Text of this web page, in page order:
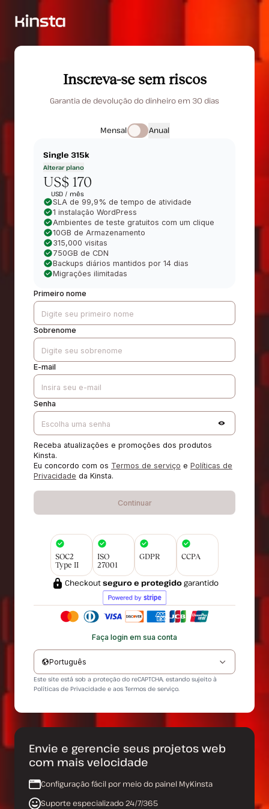
Inscreva-se sem riscos
Garantia de devolução do dinheiro em 30 dias
Mensal Anual
Single 315k
Alterar plano
US$ 170
USD / mês
SLA de 99,9% de tempo de atividade
1 instalação WordPress
Ambientes de teste gratuitos com um clique
10GB de Armazenamento
315,000 visitas
750GB de CDN
Backups diários mantidos por 14 dias
Migrações ilimitadas
Primeiro nome
Sobrenome
E-mail
Senha
Receba atualizações e promoções dos produtos
Kinsta.
Eu concordo com os Termos de serviço e Políticas de
Privacidade da Kinsta.
Continuar
SOC2
Type II
ISO
27001
GDPR CCPA
Checkoutseguro e protegidogarantido
Faça login em sua conta
Português
Este site está sob a proteção do reCAPTCHA, estando sujeito à
Políticas de Privacidade e aos Termos de serviço.
Envie e gerencie seus projetos web
com mais velocidade
Configuração fácil por meio do painel MyKinsta
Suporte especializado 24/7/365